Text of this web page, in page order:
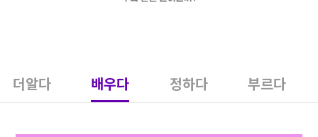
더알다 배우다 정하다 부르다